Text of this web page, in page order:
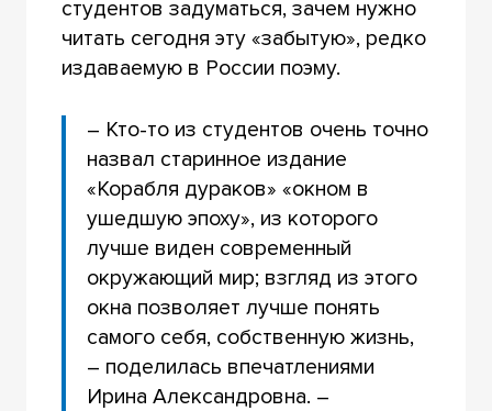
студентов задуматься, зачем нужно
читать сегодня эту «забытую», редко
издаваемую в России поэму.
– Кто-то из студентов очень точно
назвал старинное издание
«Корабля дураков» «окном в
ушедшую эпоху», из которого
лучше виден современный
окружающий мир; взгляд из этого
окна позволяет лучше понять
самого себя, собственную жизнь,
– поделилась впечатлениями
Ирина Александровна. –